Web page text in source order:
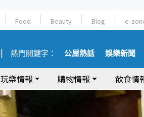
Food Beauty Blog e-
熱門關鍵字： 公屋熱話 娛樂新聞
玩樂情報 購物情報 飲食情